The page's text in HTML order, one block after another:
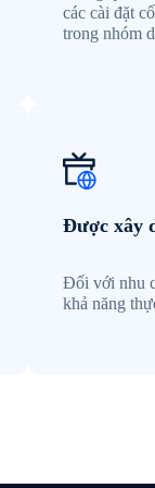
các cài đặt
trong nhóm
Được xây
Đối với nhu
khả năng